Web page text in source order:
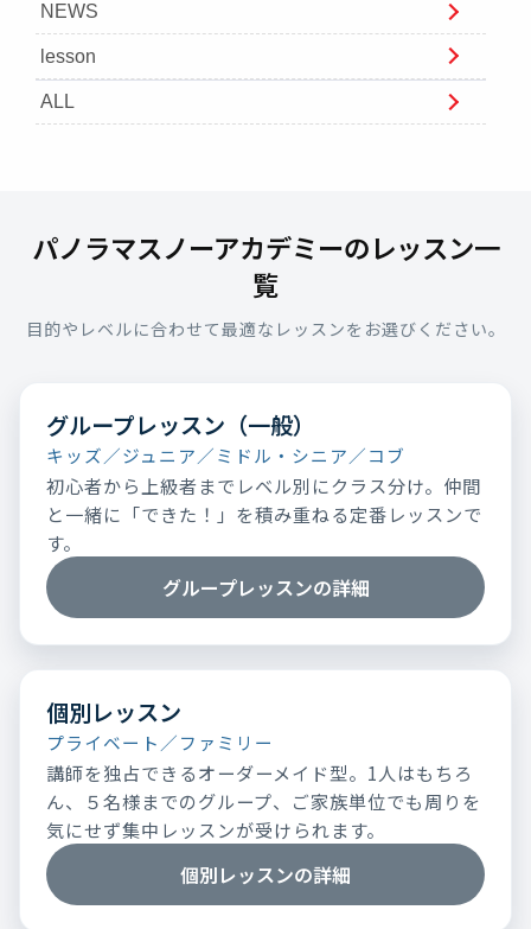
NEWS
lesson
ALL
パノラマスノーアカデミーのレッスン一
覧
目的やレベルに合わせて最適なレッスンをお選びください。
グループレッスン（一般）
キッズ／ジュニア／ミドル・シニア／コブ
初心者から上級者までレベル別にクラス分け。仲間
と一緒に「できた！」を積み重ねる定番レッスンで
す。
グループレッスンの詳細
個別レッスン
プライベート／ファミリー
講師を独占できるオーダーメイド型。1人はもちろ
ん、５名様までのグループ、ご家族単位でも周りを
気にせず集中レッスンが受けられます。
個別レッスンの詳細